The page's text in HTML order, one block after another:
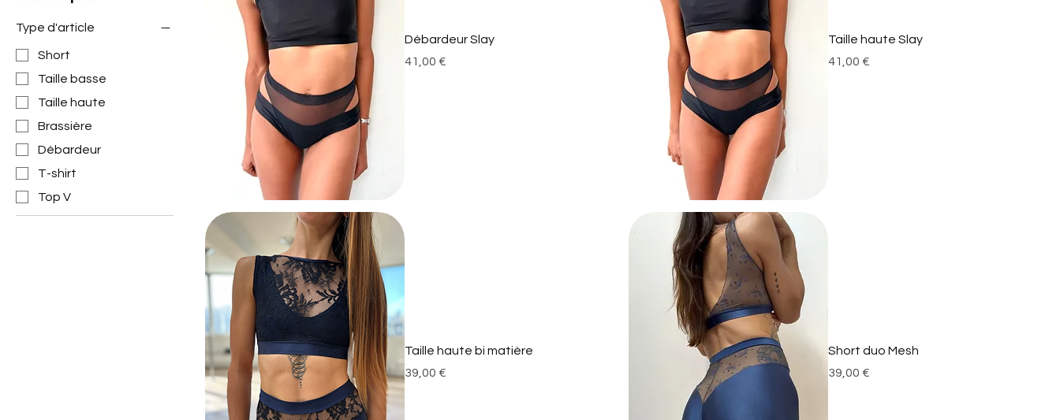
Type d'article
Short
Taille basse
Taille haute
Brassière
Débardeur
T-shirt
Top V
Débardeur Slay
Prix
41,00 €
Taille haute Slay
Prix
41,00 €
Taille haute bi matière
Prix
39,00 €
Short duo Mesh
Prix
39,00 €